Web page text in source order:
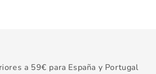
a 59€ para España y Portugal